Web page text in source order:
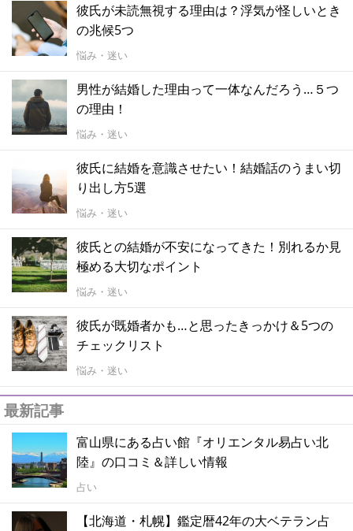
彼氏が未読無視する理由は？浮気が怪しいとき
の兆候5つ
悩み・迷い
男性が結婚した理由って一体なんだろう…５つ
の理由！
悩み・迷い
彼氏に結婚を意識させたい！結婚話のうまい切
り出し方5選
悩み・迷い
彼氏との結婚が不安になってきた！別れるか見
極める大切なポイント
悩み・迷い
彼氏が既婚者かも…と思ったきっかけ＆5つの
チェックリスト
悩み・迷い
最新記事
富山県にある占い館『オリエンタル易占い北
陸』の口コミ＆詳しい情報
占い
【北海道・札幌】鑑定暦42年の大ベテラン占